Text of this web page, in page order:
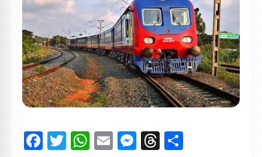
Facebook
Twitter
WhatsApp
EmailMessenger
Threads